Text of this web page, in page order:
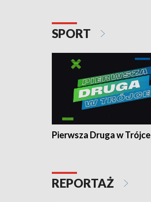
SPORT
Pierwsza Druga w Trójce
REPORTAŻ